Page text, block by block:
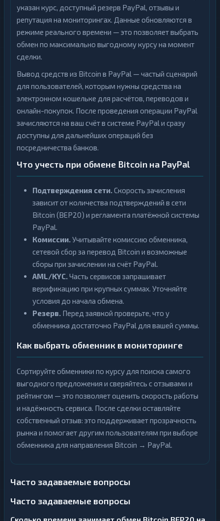
указан курс, доступный резерв PayPal, отзывы и
репутация на мониторингах. Данные обновляются в
режиме реального времени — это позволяет выбрать
обмен по максимально выгодному курсу на момент
сделки.
Вывод средств из Bitcoin в PayPal — частый сценарий
для пользователей, которым нужны средства на
электронном кошельке для расчётов, переводов и
онлайн-покупок. После проведения операции PayPal
зачисляются на ваш счёт в системе PayPal и сразу
доступны для дальнейших операций без
посредничества банков.
Что учесть при обмене Bitcoin на PayPal
Подтверждения сети.Скорость зачисления
зависит от количества подтверждений в сети
Bitcoin (BEP20) и регламента платёжной системы
PayPal.
Комиссии.Учитывайте комиссию обменника,
сетевой сбор за перевод Bitcoin и возможные
сборы при зачислении на счёт PayPal.
AML/KYC.Часть сервисов запрашивает
верификацию при крупных суммах. Уточняйте
условия до начала обмена.
Резерв. Перед заявкой проверьте, что у
обменника достаточно PayPal для вашей суммы.
Как выбрать обменник в мониторинге
Сортируйте обменники по курсу для поиска самого
выгодного предложения и сверяйтесь с отзывами и
рейтингом — это позволяет оценить скорость работы
и надёжность сервиса. После сделки оставляйте
собственный отзыв: это поддерживает прозрачность
рынка и помогает другим пользователям при выборе
обменника для направления Bitcoin → PayPal.
Часто задаваемые вопросы
Часто задаваемые вопросы